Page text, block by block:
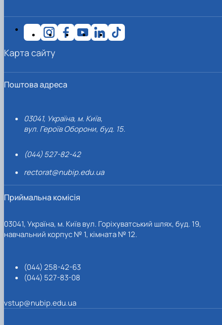
Поштова адреса
03041, Україна, м. Київ,
вул. Героїв Оборони, буд. 15.
(044) 527-82-42
rectorat@nubip.edu.ua
Приймальна комісія
03041, Україна, м. Київ вул. Горіхуватський шлях, буд. 19,
навчальний корпус № 1, кімната № 12.
(044) 258-42-63
(044) 527-83-08
vstup@nubip.edu.ua
Карта сайту